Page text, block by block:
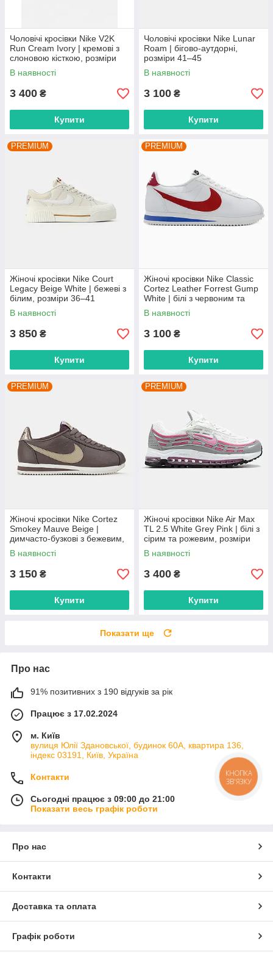
Чоловічі кросівки Nike V2K
Run Cream Ivory | кремові з
слоновою кісткою, розміри
41–45
В наявності
3 400 ₴
Купити
Чоловічі кросівки Nike Lunar
Roam | бігово-аутдорні,
розміри 41–45
В наявності
3 100 ₴
Купити
PREMIUM
Жіночі кросівки Nike Court
Legacy Beige White | бежеві з
білим, розміри 36–41
В наявності
3 850 ₴
Купити
PREMIUM
Жіночі кросівки Nike Classic
Cortez Leather Forrest Gump
White | білі з червоним та
синім, розміри 36–41
В наявності
3 100 ₴
Купити
PREMIUM
Жіночі кросівки Nike Cortez
Smokey Mauve Beige |
димчасто-бузкові з бежевим,
розміри 36–41
В наявності
3 150 ₴
Купити
PREMIUM
Жіночі кросівки Nike Air Max
TL 2.5 White Grey Pink | білі з
сірим та рожевим, розміри
36–41
В наявності
3 400 ₴
Купити
Показати ще
Про нас
91% позитивних з 190 відгуків за рік
Працює з 17.02.2024
м. Київ
вулиця Юлії Здановської, будинок 60А, квартира 136,
індекс 03191, Київ, Україна
Контакти
Сьогодні працює з 09:00 до 21:00
Показати весь графік роботи
Про нас
Контакти
Доставка та оплата
Графік роботи
КНОПКА
ЗВ'ЯЗКУ